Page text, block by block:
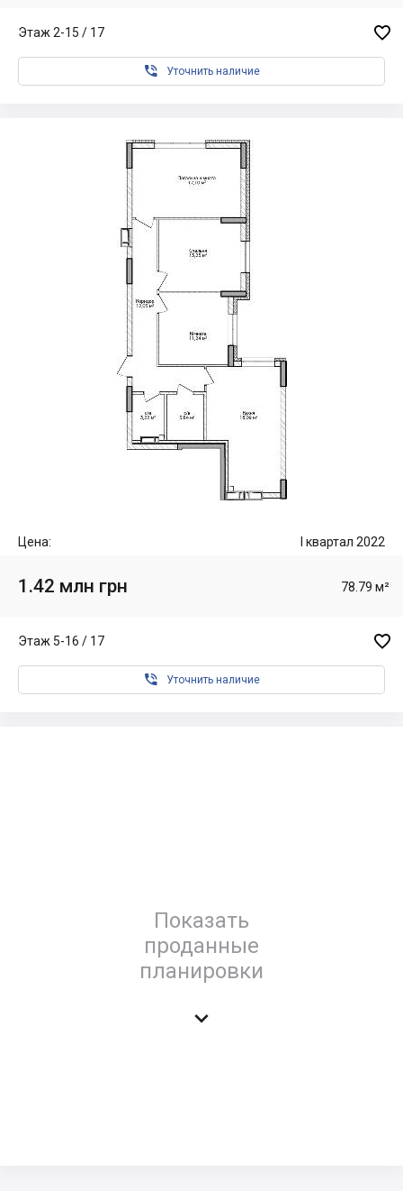
Этаж 2-15 / 17 
 Уточнить наличие
Цена: I квартал 2022
1.42 млн грн 78.79 м²
Этаж 5-16 / 17 
 Уточнить наличие
Показать
проданные
планировки
